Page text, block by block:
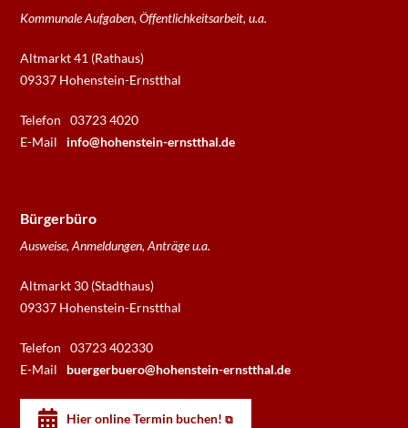
Kommunale Aufgaben, Öffentlichkeitsarbeit, u.a.
Altmarkt 41 (Rathaus)
09337 Hohenstein-Ernstthal
Telefon
03723 4020
E-Mail
info@hohenstein-ernstthal.de
Bürgerbüro
Ausweise, Anmeldungen, Anträge u.a.
Altmarkt 30 (Stadthaus)
09337 Hohenstein-Ernstthal
Telefon
03723 402330
E-Mail
buergerbuero@hohenstein-ernstthal.de
Hier online Termin buchen!